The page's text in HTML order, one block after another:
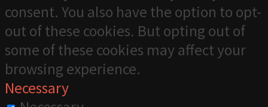
consent. You also have the option to opt-
out of these cookies. But opting out of
some of these cookies may affect your
browsing experience.
Necessary